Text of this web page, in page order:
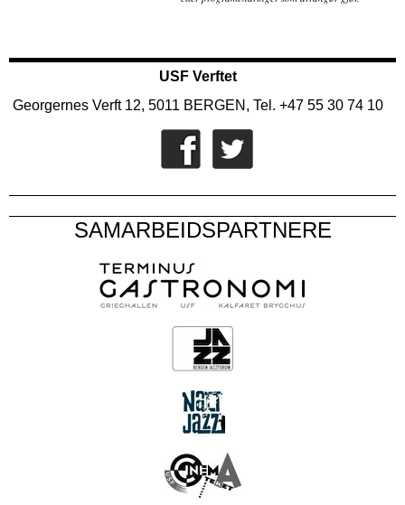
USF Verftet
Georgernes Verft 12, 5011 BERGEN, Tel. +47 55 30 74 10
SAMARBEIDSPARTNERE